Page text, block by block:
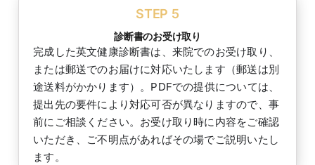
STEP 5
診断書のお受け取り
完成した英文健康診断書は、来院でのお受け取り、
または郵送でのお届けに対応いたします（郵送は別
途送料がかかります）。PDFでの提供については、
提出先の要件により対応可否が異なりますので、事
前にご相談ください。お受け取り時に内容をご確認
いただき、ご不明点があればその場でご説明いたし
ます。